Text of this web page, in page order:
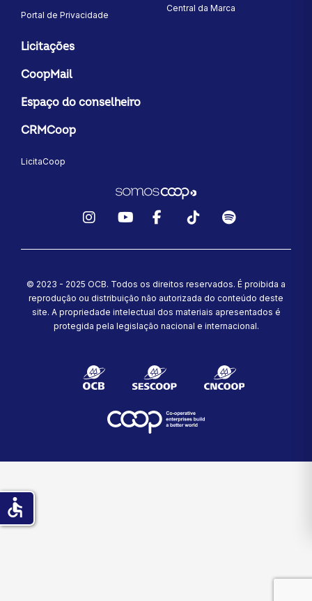
Portal de Privacidade
Central da Marca
Licitações
CoopMail
Espaço do conselheiro
CRMCoop
LicitaCoop
© 2023 - 2025 OCB. Todos os direitos reservados. É proibida a
reprodução ou distribuição não autorizada do conteúdo deste
site. A propriedade intelectual dos materiais apresentados é
protegida pela legislação nacional e internacional.
accessible